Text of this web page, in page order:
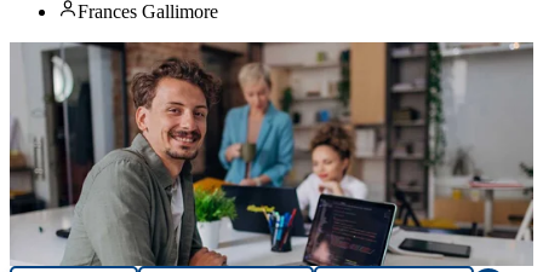
Frances Gallimore